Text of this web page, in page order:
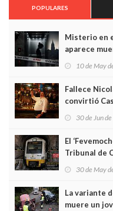
POPULARES
Misterio en
aparece
edificio y las
10 de May
Fallece
convirtió
Asturias en
30 de Jun
El
Tribunal de
sobrecoste
30 de May
La variante
muere un